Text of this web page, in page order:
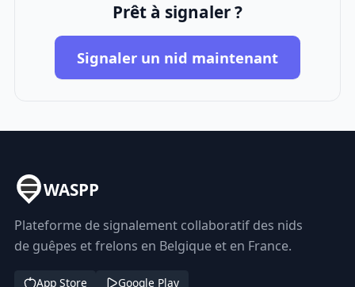
Prêt à signaler ?
Signaler un nid maintenant
WASPP
Plateforme de signalement collaboratif des nids
de guêpes et frelons en Belgique et en France.
App Store Google Play